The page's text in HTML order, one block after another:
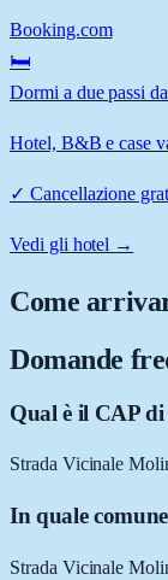
Booking.com
🛏️
Dormi a due passi
Hotel, B&B e case
✓ Cancellazione
Vedi gli hotel →
Come
Domande
Qual è il CAP
Strada Vicinale
In quale
Strada Vicinale